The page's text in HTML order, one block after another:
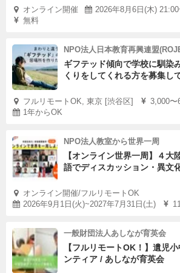
オンライン開催
2026年8月6日(木)
無料
NPO法人日本教育再興連盟
ギフテッド傾向で学校に馴染
くりをしてくれる方を募集し
フルリモートOK, 東京 [渋谷区]
3,000〜
1年からOK
NPO法人教室から世界一周
【オンライン世界一周】４大
語でディスカッション・異文
オンライン開催/フルリモートOK
2026年9月1日(火)~2027年7月31日(土)
一般財団法人あしなが育英会
【フルリモートOK！】遺児
ンティア / あしなが育英会